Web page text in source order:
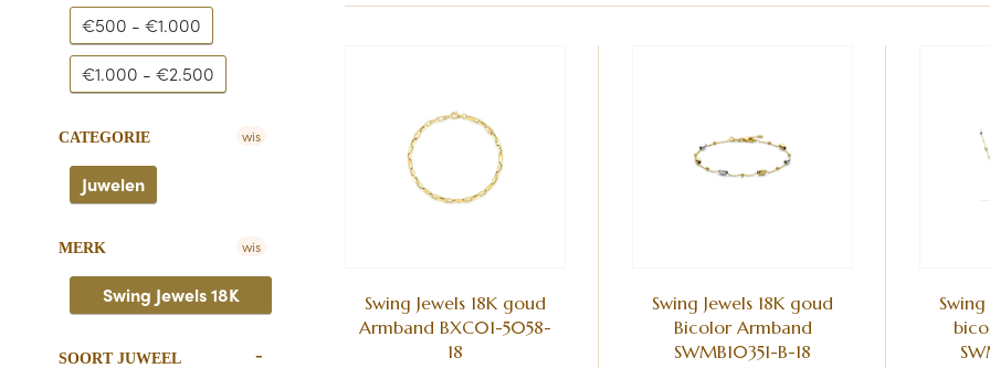
€500 - €1.000
€1.000 - €2.500
CATEGORIE
Juwelen
wis
MERK
Swing Jewels 18K
wis
SOORT JUWEEL
Swing Jewels 18K goud
Armband BXC01-5058-
18
Swing Jewels 18K goud
Bicolor Armband
SWMB10351-B-18